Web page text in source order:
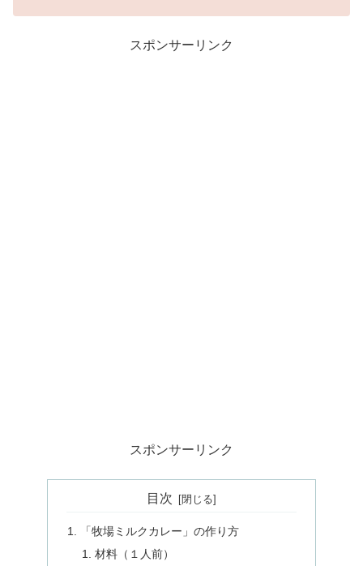
スポンサーリンク
スポンサーリンク
目次
「牧場ミルクカレー」の作り方
材料（１人前）